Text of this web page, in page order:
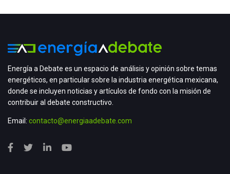
Energía a Debate es un espacio de análisis y opinión sobre temas
energéticos, en particular sobre la industria energética mexicana,
donde se incluyen noticias y artículos de fondo con la misión de
contribuir al debate constructivo.
Email: contacto@energiaadebate.com